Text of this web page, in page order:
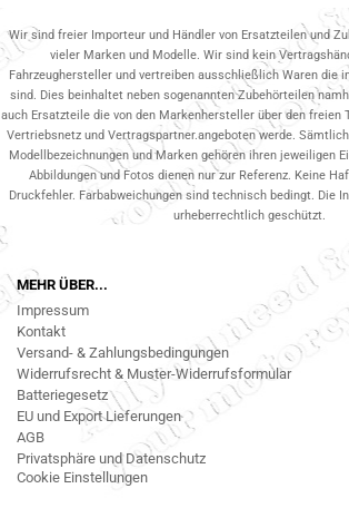
Wir sind freier Importeur und Händler von Ersatzteilen und
vieler Marken und Modelle. Wir sind kein
Fahrzeughersteller und vertreiben ausschließlich Waren die
sind. Dies beinhaltet neben sogenannten Zubehörteilen
auch Ersatzteile die von den Markenhersteller über den freien
Vertriebsnetz und Vertragspartner.angeboten werde.
Modellbezeichnungen und Marken gehören ihren jeweiligen
Abbildungen und Fotos dienen nur zur Referenz. Keine
Druckfehler. Farbabweichungen sind technisch bedingt. Die
urheberrechtlich geschützt.
MEHR ÜBER...
Impressum
Kontakt
Versand- & Zahlungsbedingungen
Widerrufsrecht & Muster-Widerrufsformular
Batteriegesetz
EU und Export Lieferungen
AGB
Privatsphäre und Datenschutz
Cookie Einstellungen